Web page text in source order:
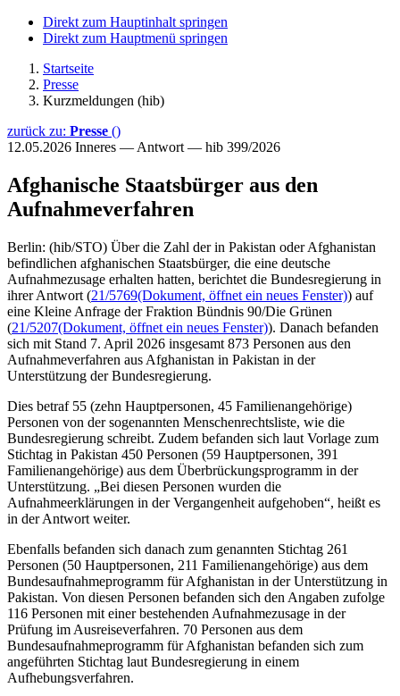
Direkt zum Hauptinhalt springen
Direkt zum Hauptmenü springen
Startseite
Presse
Kurzmeldungen (hib)
zurück zu: Presse ()
12.05.2026 Inneres — Antwort — hib 399/2026
Afghanische Staatsbürger aus den
Aufnahmeverfahren
Berlin: (hib/STO) Über die Zahl der in Pakistan oder Afghanistan
befindlichen afghanischen Staatsbürger, die eine deutsche
Aufnahmezusage erhalten hatten, berichtet die Bundesregierung in
ihrer Antwort (21/5769(Dokument, öffnet ein neues Fenster)) auf
eine Kleine Anfrage der Fraktion Bündnis 90/Die Grünen
(21/5207(Dokument, öffnet ein neues Fenster)). Danach befanden
sich mit Stand 7. April 2026 insgesamt 873 Personen aus den
Aufnahmeverfahren aus Afghanistan in Pakistan in der
Unterstützung der Bundesregierung.
Dies betraf 55 (zehn Hauptpersonen, 45 Familienangehörige)
Personen von der sogenannten Menschenrechtsliste, wie die
Bundesregierung schreibt. Zudem befanden sich laut Vorlage zum
Stichtag in Pakistan 450 Personen (59 Hauptpersonen, 391
Familienangehörige) aus dem Überbrückungsprogramm in der
Unterstützung. „Bei diesen Personen wurden die
Aufnahmeerklärungen in der Vergangenheit aufgehoben“, heißt es
in der Antwort weiter.
Ebenfalls befanden sich danach zum genannten Stichtag 261
Personen (50 Hauptpersonen, 211 Familienangehörige) aus dem
Bundesaufnahmeprogramm für Afghanistan in der Unterstützung in
Pakistan. Von diesen Personen befanden sich den Angaben zufolge
116 Personen mit einer bestehenden Aufnahmezusage in der
Prüfung im Ausreiseverfahren. 70 Personen aus dem
Bundesaufnahmeprogramm für Afghanistan befanden sich zum
angeführten Stichtag laut Bundesregierung in einem
Aufhebungsverfahren.